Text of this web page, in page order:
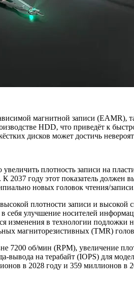
магнитной записи (EAMR),
HDD, что приведёт к
дисков может достичь
плотность записи на
году этот показатель должен
новых головок чтения/
плотности записи и
улучшение носителей
в технологии подложки
магниторезистивных (TMR)
7200 об/мин (RPM), увеличение
вывода на терабайт (IOPS) для
в 2028 году и 359 миллионов в